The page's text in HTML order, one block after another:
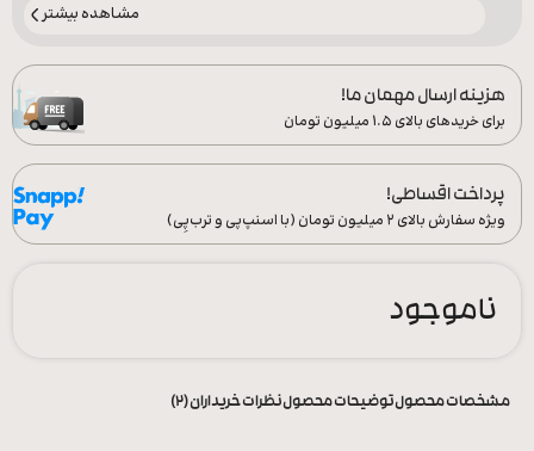
مشاهده بیشتر
هزینه ارسال مهمان ما!
برای خریدهای بالای ۱.۵ میلیون تومان
پرداخت اقساطی!
ویژه سفارش‌ بالای ۲ میلیون تومان (با اسنپ‌پی و ترب‌پِی)
ناموجود
مشخصات محصولتوضیحات محصولنظرات خریداران (2)